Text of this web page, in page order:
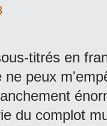
titrés en
peux
du complot